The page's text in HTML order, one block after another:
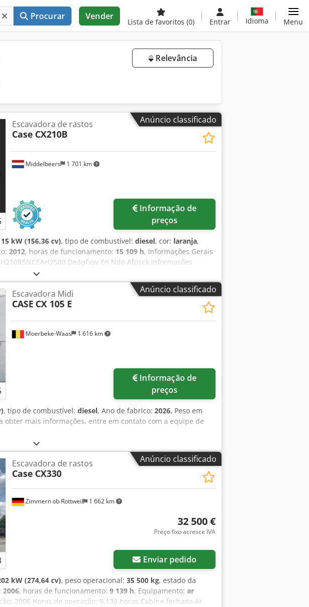
Procurar Vender
Lista de favoritos (0) Entrar Idioma Menu
Relevância
Anúncio classificado
Middelbeers 1 701 km
Escavadora de rastos
Case CX210B
preços
kW (156,36 cv), tipo de combustível: diesel, cor: laranja,
2012, horas de funcionamento: 15 109 h, Informações Gerais
Dedpfxsy En Ndo Afpsck Informações
22.600 kg Funcional Largura de trabalho: 300 cm
muito bom Estado visual: muito bom Informações Financeiras
mão, histórico de manutenção completo, pronto para
- Inclui 3 baldes: 1300 mm, 450 mm e 2000 mm para
TOPCON 2021
Anúncio classificado
Moerbeke-Waas 1 616 km
Escavadora Midi
CASE CX 105 E
preços
, tipo de combustível: diesel, Ano de fabrico: 2026, Peso em
obter mais informações, entre em contato com a equipe de
Anúncio classificado
Zimmern ob Rottweil 1 662 km
Escavadora de rastos
Case CX330
32 500 €
Preço fixo acresce IVA
Enviar pedido
kW (274,64 cv), peso operacional: 35 500 kg, estado da
2006, horas de funcionamento: 9 139 h, Equipamento: ar
2006 Horas de operação: 9.139 horas Cabine fechada Ar